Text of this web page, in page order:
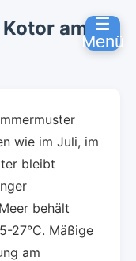
☰
Menü
am 9.
wie im Juli, im
bleibt
behält
27°C. Mäßige
am